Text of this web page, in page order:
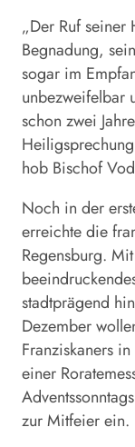
„Der Ruf
Begnadung,
sogar im
unbezweifelbar
schon zwei
hob Bischof
Noch in der
erreichte die
Regensburg.
stadtprägend
Dezember
Franziskaners
einer
zur Mitfeier ein.